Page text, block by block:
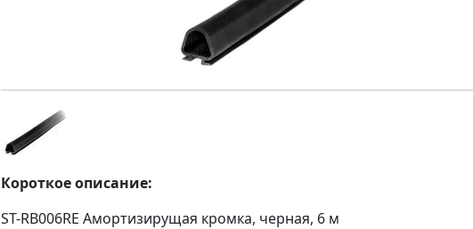
Короткое описание:
ST-RB006RE Амортизирущая кромка, черная, 6 м